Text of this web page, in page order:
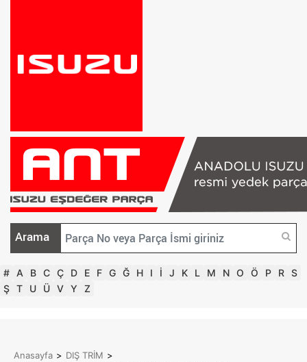
Arama
# A B C Ç D E F G Ğ H I İ J K L M N O Ö P R S
Ş T U Ü V Y Z
Anasayfa > DIŞ TRİM >